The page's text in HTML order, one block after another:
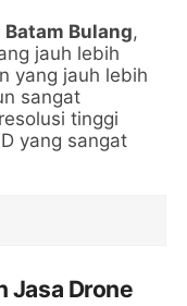
Bulang,
jauh lebih
yang jauh lebih
sangat
tinggi
yang sangat
Jasa Drone